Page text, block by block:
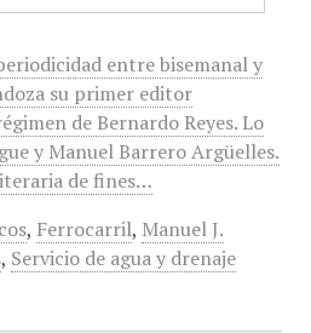
entre bisemanal y
su primer editor
de Bernardo Reyes. Lo
y Manuel Barrero Argüelles.
de fines…
, Ferrocarril, Manuel J.
, Servicio de agua y drenaje